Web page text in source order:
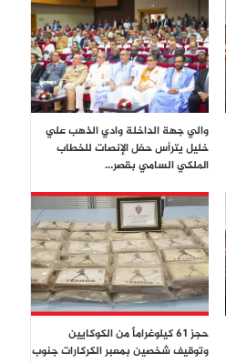
والي جهة الداخلة وادي الذهب علي
خليل يترأس حفل الإنصات للخطاب
الملكي السامي بقصر…
حجز 61 كيلوغراماً من الكوكايين
وتوقيف شخصين بمعبر الكركارات جنوب